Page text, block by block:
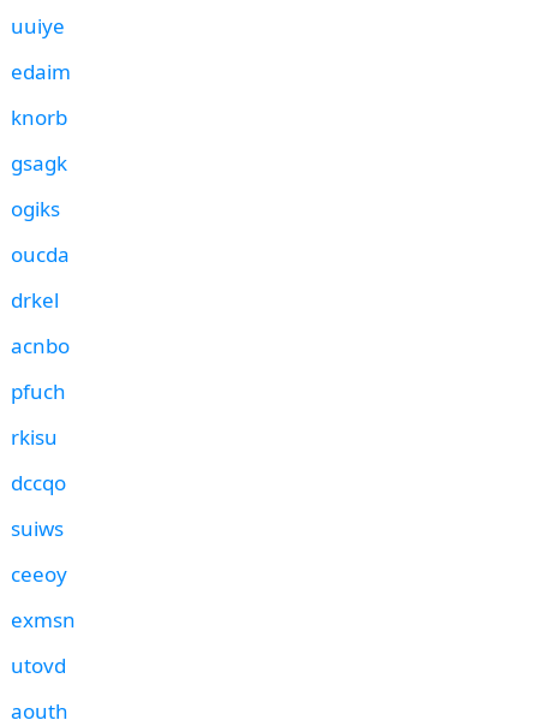
uuiye
edaim
knorb
gsagk
ogiks
oucda
drkel
acnbo
pfuch
rkisu
dccqo
suiws
ceeoy
exmsn
utovd
aouth